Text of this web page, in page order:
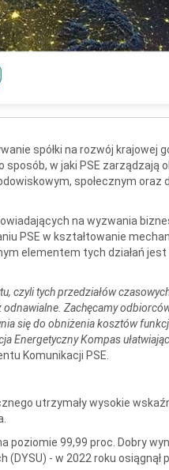
spółki na rozwój krajowej
w jaki PSE zarządzają
społecznym oraz
na wyzwania
PSE w kształtowanie
elementem tych działań
czyli tych przedziałów
Zachęcamy
się do obniżenia kosztów
Energetyczny Kompas
Komunikacji PSE.
utrzymały wysokie
99,99 proc. Dobry
- w 2022 roku osiągnął